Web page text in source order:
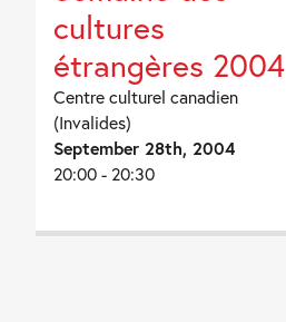
cultures
étrangères 2004
Centre culturel canadien
(Invalides)
September 28th, 2004
20:00 - 20:30